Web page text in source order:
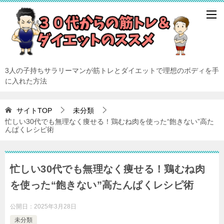
3人の子持ちサラリーマンが筋トレとダイエットで理想のボディを手
に入れた方法
サイトTOP
未分類
忙しい30代でも無理なく痩せる！鶏むね肉を使った“飽きない”高た
んぱくレシピ術
忙しい30代でも無理なく痩せる！鶏むね肉
を使った“飽きない”高たんぱくレシピ術
公開日： 2025年3月28日
未分類